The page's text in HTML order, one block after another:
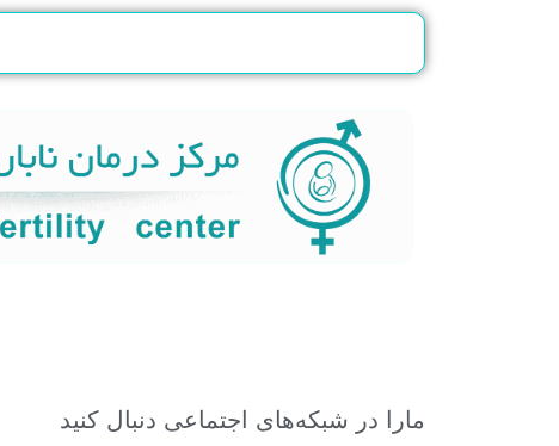
مارا در شبکه‌های اجتماعی دنبال کنید